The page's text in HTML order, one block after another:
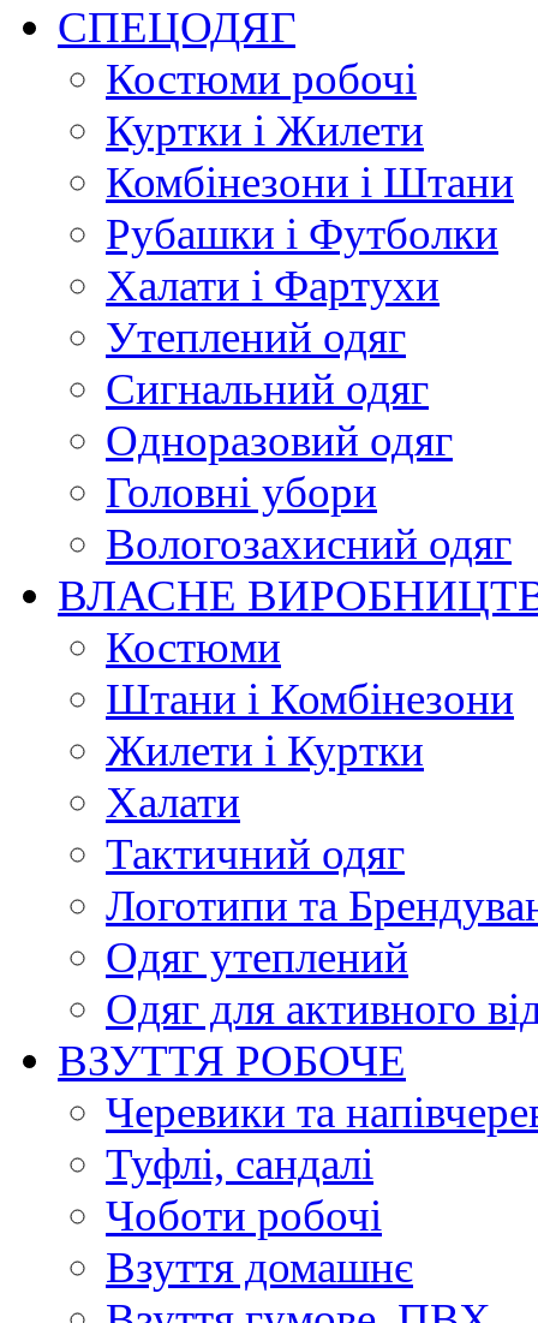
СПЕЦОДЯГ
Костюми робочі
Куртки і Жилети
Комбінезони і Штани
Рубашки і Футболки
Халати і Фартухи
Утеплений одяг
Сигнальний одяг
Одноразовий одяг
Головні убори
Вологозахисний одяг
ВЛАСНЕ
Костюми
Штани і Комбінезони
Жилети і Куртки
Халати
Тактичний одяг
Логотипи та
Одяг утеплений
Одяг для активного
ВЗУТТЯ РОБОЧЕ
Черевики та
Туфлі, сандалі
Чоботи робочі
Взуття домашнє